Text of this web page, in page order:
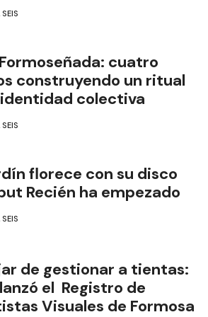
cuatro
construyendo un ritual
colectiva
florece con su disco
Recién ha empezado
de gestionar a tientas:
el Registro de
Visuales de Formosa